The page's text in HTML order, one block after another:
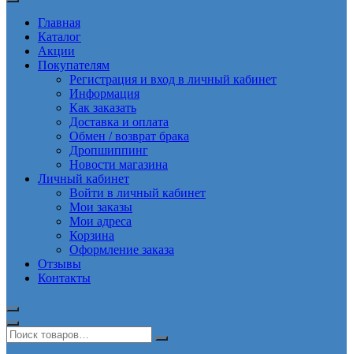
Главная
Каталог
Акции
Покупателям
Регистрация и вход в личный кабинет
Информация
Как заказать
Доставка и оплата
Обмен / возврат брака
Дропшиппинг
Новости магазина
Личный кабинет
Войти в личный кабинет
Мои заказы
Мои адреса
Корзина
Оформление заказа
Отзывы
Контакты